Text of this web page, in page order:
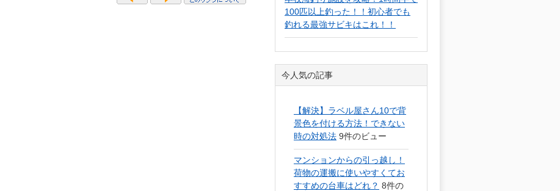
100匹以上釣った！！初心者でも
釣れる最強サビキはこれ！！
今人気の記事
【解決】ラベル屋さん10で背
景色を付ける方法！できない
時の対処法 9件のビュー
マンションからの引っ越し！
荷物の運搬に使いやすくてお
すすめの台車はどれ？ 8件の